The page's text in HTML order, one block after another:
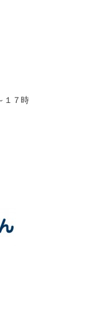
７時